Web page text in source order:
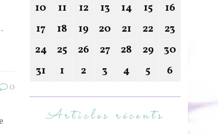
0
10
11 12 13 14 15
16
17
18 19 20 21 22
23
24
25 26 27 28 29
30
31
1 2 3 4 5 6
Articles récents